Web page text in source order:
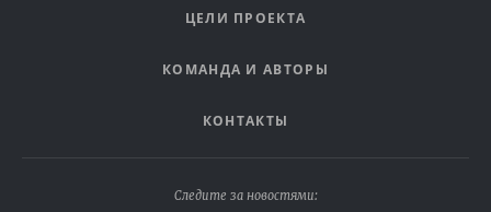
ЦЕЛИ ПРОЕКТА
КОМАНДА И АВТОРЫ
КОНТАКТЫ
Следите за новостями: